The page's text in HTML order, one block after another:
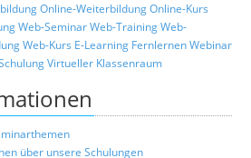
Online-WeiterbildungOnline-Kurs
Web-SeminarWeb-TrainingWeb-
Web-Kurs E-Learning FernlernenWebinar
Virtueller Klassenraum
über unsere Schulungen